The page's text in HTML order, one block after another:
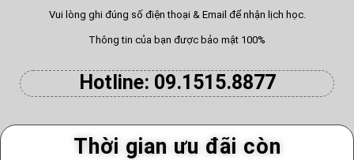
Vui lòng ghi đúng số điện thoại & Email để nhận lịch học.
Thông tin của bạn được bảo mật 100%
Hotline: 09.1515.8877
Thời gian ưu đãi còn